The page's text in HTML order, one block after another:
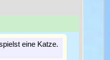
eine Katze.